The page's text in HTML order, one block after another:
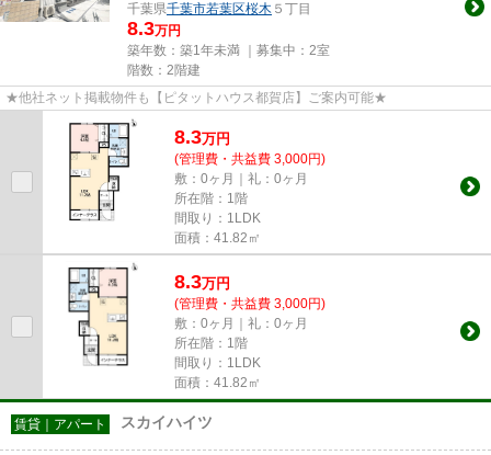
千葉県千葉市若葉区桜木 ５丁目
8.3万円
築年数：築1年未満 ｜募集中： 2室
階数：2階建
★他社ネット掲載物件も【ピタットハウス都賀店】ご案内可能★
8.3万円
(管理費・共益費 3,000円)
敷：0ヶ月｜礼：0ヶ月
所在階：1階
間取り：1LDK
面積：41.82㎡
8.3万円
(管理費・共益費 3,000円)
敷：0ヶ月｜礼：0ヶ月
所在階：1階
間取り：1LDK
面積：41.82㎡
賃貸｜アパート スカイハイツ